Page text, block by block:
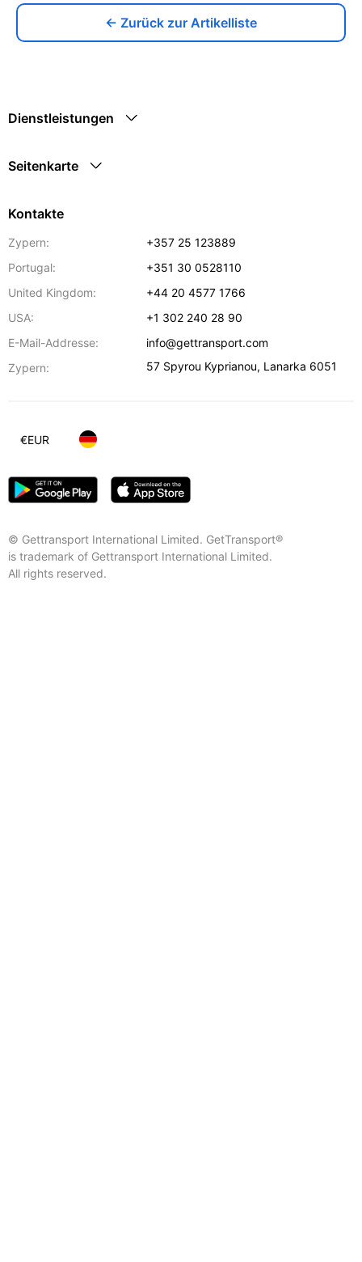
← Zurück zur Artikelliste
Dienstleistungen
Seitenkarte
Kontakte
Zypern:
+357 25 123889
Portugal:
+351 30 0528110
United Kingdom:
+44 20 4577 1766
USA:
+1 302 240 28 90
E-Mail-Addresse:
info@gettransport.com
Zypern:
57 Spyrou Kyprianou, Lanarka 6051
© Gettransport International Limited. GetTransport®
is trademark of Gettransport International Limited.
All rights reserved.
€EUR